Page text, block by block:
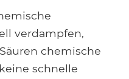
verdampfen,
chemische
schnelle